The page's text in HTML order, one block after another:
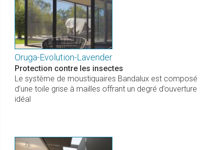
Oruga-Evolution-Lavender
Protection contre les insectes
Le système de moustiquaires Bandalux est composé
d’une toile grise à mailles offrant un degré d’ouverture
idéal